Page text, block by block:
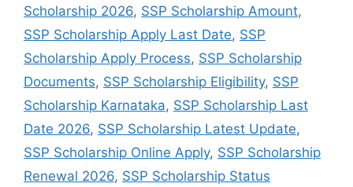
Scholarship 2026, SSP Scholarship Amount,
SSP Scholarship Apply Last Date, SSP
Scholarship Apply Process, SSP Scholarship
Documents, SSP Scholarship Eligibility, SSP
Scholarship Karnataka, SSP Scholarship Last
Date 2026, SSP Scholarship Latest Update,
SSP Scholarship Online Apply, SSP Scholarship
Renewal 2026, SSP Scholarship Status